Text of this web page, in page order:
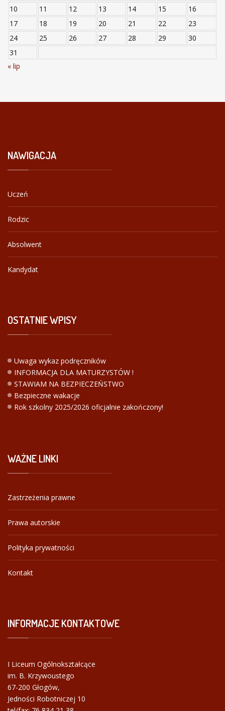
10
11 12 13 14 15
16
17
18 19 20 21 22
23
24
25 26 27 28 29
30
31
« lip
NAWIGACJA
Uczeń
Rodzic
Absolwent
Kandydat
OSTATNIEWPISY
Uwaga wykaz podręczników
INFORMACJA DLA MATURZYSTÓW !
STAWIAM NA BEZPIECZEŃSTWO
Bezpieczne wakacje
Rok szkolny 2025/2026 oficjalnie zakończony!
WAŻNELINKI
Zastrzeżenia prawne
Prawa autorskie
Polityka prywatności
Kontakt
INFORMACJEKONTAKTOWE
I Liceum Ogólnokształcące
im. B. Krzywoustego
67-200 Głogów,
Jedności Robotniczej 10